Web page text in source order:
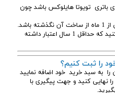
باتری تویوتا هایلوکس باشد چون
مدت زمان کارت گارانتی باتری را چک کنید که حداقل 1 سال اعتبار داشته
را ثبت کنیم؟
را به سبد خرید خود اضافه نمایید
نهایی کنید و جهت پیگیری با